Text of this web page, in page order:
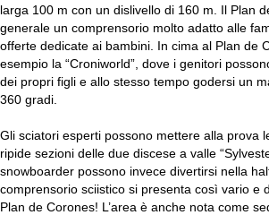
larga 100 m con un dislivello di 160 m. Il Plan
generale un comprensorio molto adatto alle
offerte dedicate ai bambini. In cima al Plan de
esempio la “Croniworld”, dove i genitori
dei propri figli e allo stesso tempo godersi un
360 gradi.
Gli sciatori esperti possono mettere alla prova
ripide sezioni delle due discese a valle
snowboarder possono invece divertirsi nella
comprensorio sciistico si presenta così vario e
Plan de Corones! L’area è anche nota come